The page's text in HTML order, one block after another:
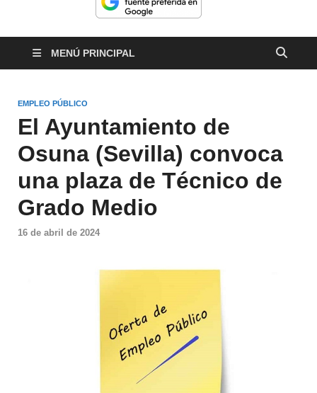
MENÚ PRINCIPAL
EMPLEO PÚBLICO
El Ayuntamiento de
Osuna (Sevilla) convoca
una plaza de Técnico de
Grado Medio
16 de abril de 2024